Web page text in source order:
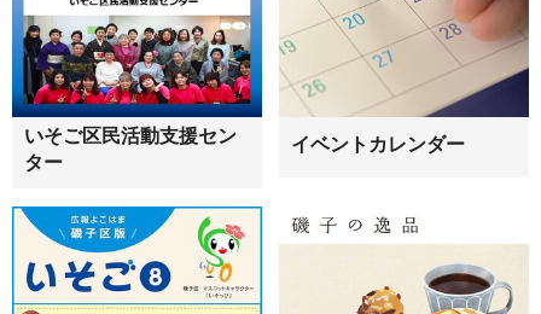
いそご区民活動支援セン
ター
イベントカレンダー